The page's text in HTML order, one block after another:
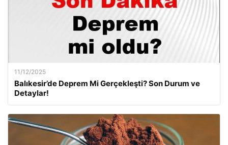
11/12/2025
Balıkesir’de Deprem Mi Gerçekleşti? Son Durum ve
Detaylar!